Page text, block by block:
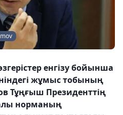
енгізу бойынша
жұмыс тобының
Тұңғыш Президенттің
норманың